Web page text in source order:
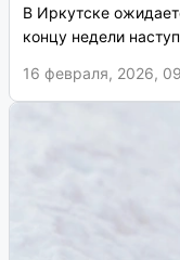
В Иркутске
концу недели
16 февраля, 2026,